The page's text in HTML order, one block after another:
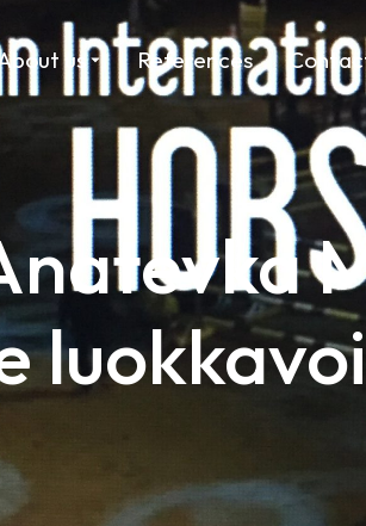
About us References